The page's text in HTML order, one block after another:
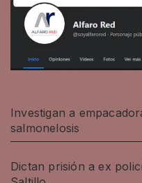
Investigan a
salmonelosis
Dictan prisión a ex